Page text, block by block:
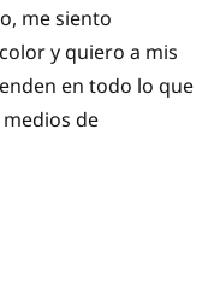
me siento
y quiero a mis
en todo lo que
de